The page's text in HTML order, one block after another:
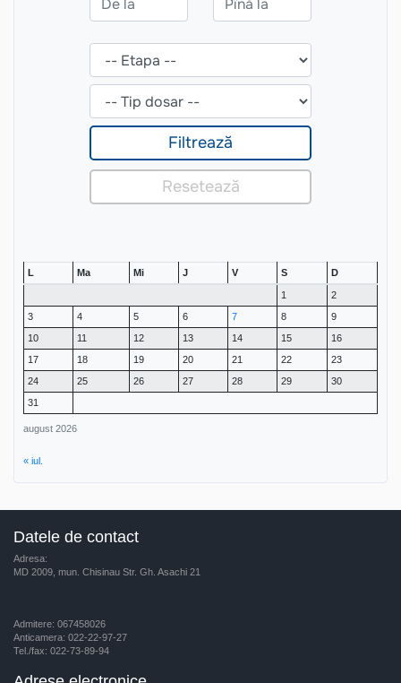
august 2026
L Ma Mi J V S D
1
2
3
4 5 6 7 8
9
10
11 12 13 14 15
16
17
18 19 20 21 22
23
24
25 26 27 28 29
30
31
« iul.
Datele de contact
Adresa:
MD 2009, mun. Chisinau Str. Gh. Asachi 21
Admitere: 067458026
Anticamera: 022-22-97-27
Tel./fax: 022-73-89-94